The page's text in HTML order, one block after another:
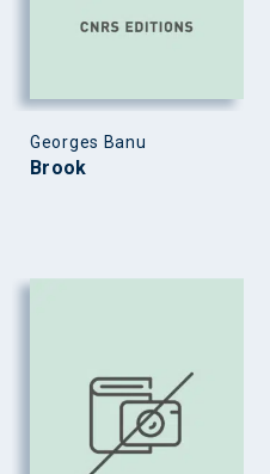
Georges Banu
Brook